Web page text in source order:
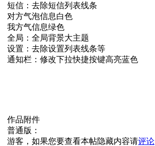
短信：去除短信列表线条
对方气泡信息白色
我方气信息绿色
全局：全局背景大主题
设置：去除设置列表线条等
通知栏：修改下拉快捷按键高亮蓝色
作品附件
普通版：
游客，如果您要查看本帖隐藏内容请评论